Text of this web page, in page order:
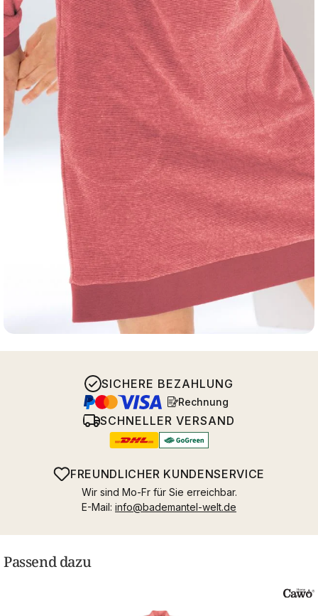
SICHERE BEZAHLUNG
Rechnung
SCHNELLER VERSAND
FREUNDLICHER KUNDENSERVICE
Wir sind Mo-Fr für Sie erreichbar.
E-Mail: info@bademantel-welt.de
Passend dazu